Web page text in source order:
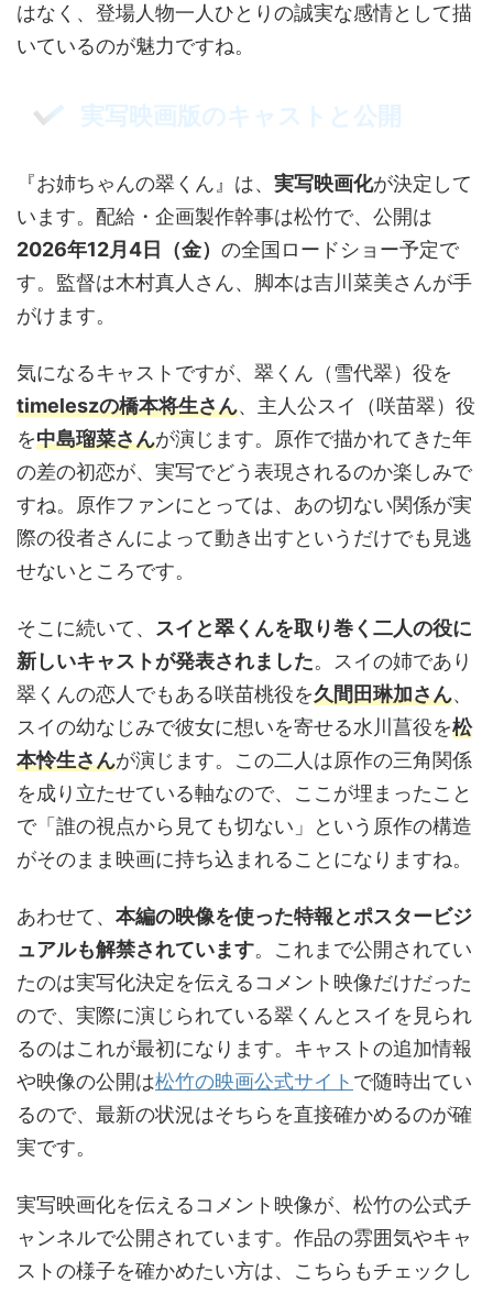
はなく、登場人物一人ひとりの誠実な感情として描
いているのが魅力ですね。
実写映画版のキャストと公開
『お姉ちゃんの翠くん』は、 実写映画化が決定して
います。配給・企画製作幹事は松竹で、公開は
2026年12月4日（金） の全国ロードショー予定で
す。監督は木村真人さん、脚本は吉川菜美さんが手
がけます。
気になるキャストですが、翠くん（雪代翠）役を
timeleszの橋本将生さん、主人公スイ（咲苗翠）役
を中島瑠菜さんが演じます。原作で描かれてきた年
の差の初恋が、実写でどう表現されるのか楽しみで
すね。原作ファンにとっては、あの切ない関係が実
際の役者さんによって動き出すというだけでも見逃
せないところです。
そこに続いて、 スイと翠くんを取り巻く二人の役に
新しいキャストが発表されました。スイの姉であり
翠くんの恋人でもある咲苗桃役を久間田琳加さん、
スイの幼なじみで彼女に想いを寄せる水川菖役を松
本怜生さんが演じます。この二人は原作の三角関係
を成り立たせている軸なので、ここが埋まったこと
で「誰の視点から見ても切ない」という原作の構造
がそのまま映画に持ち込まれることになりますね。
あわせて、 本編の映像を使った特報とポスタービジ
ュアルも解禁されています。これまで公開されてい
たのは実写化決定を伝えるコメント映像だけだった
ので、実際に演じられている翠くんとスイを見られ
るのはこれが最初になります。キャストの追加情報
や映像の公開は松竹の映画公式サイト で随時出てい
るので、最新の状況はそちらを直接確かめるのが確
実です。
実写映画化を伝えるコメント映像が、松竹の公式チ
ャンネルで公開されています。作品の雰囲気やキャ
ストの様子を確かめたい方は、こちらもチェックし